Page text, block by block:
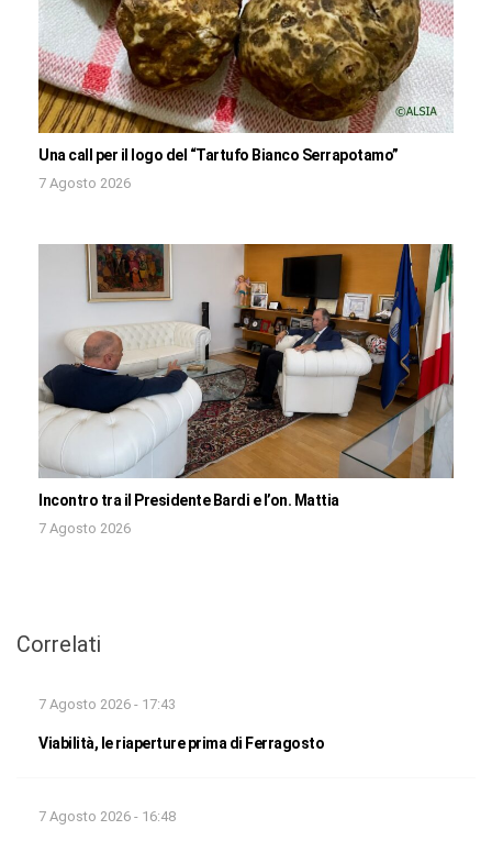
Una call per il logo del “Tartufo Bianco Serrapotamo”
7 Agosto 2026
Incontro tra il Presidente Bardi e l’on. Mattia
7 Agosto 2026
Correlati
7 Agosto 2026 - 17:43
Viabilità, le riaperture prima di Ferragosto
7 Agosto 2026 - 16:48